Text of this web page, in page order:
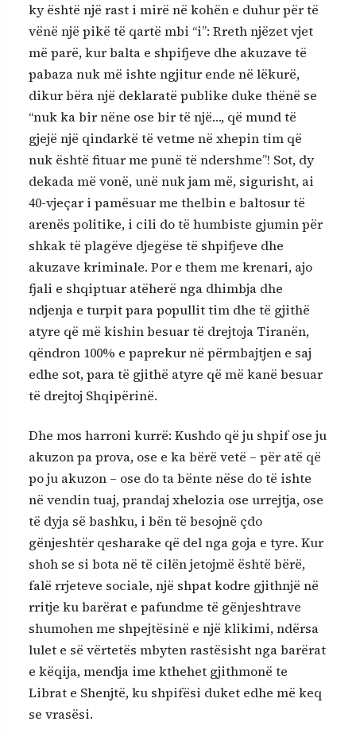
ky është një rast i mirë në kohën e duhur për të
vënë një pikë të qartë mbi “i”: Rreth njëzet vjet
më parë, kur balta e shpifjeve dhe akuzave të
pabaza nuk më ishte ngjitur ende në lëkurë,
dikur bëra një deklaratë publike duke thënë se
“nuk ka bir nëne ose bir të një…, që mund të
gjejë një qindarkë të vetme në xhepin tim që
nuk është fituar me punë të ndershme”! Sot, dy
dekada më vonë, unë nuk jam më, sigurisht, ai
40-vjeçar i pamësuar me thelbin e baltosur të
arenës politike, i cili do të humbiste gjumin për
shkak të plagëve djegëse të shpifjeve dhe
akuzave kriminale. Por e them me krenari, ajo
fjali e shqiptuar atëherë nga dhimbja dhe
ndjenja e turpit para popullit tim dhe të gjithë
atyre që më kishin besuar të drejtoja Tiranën,
qëndron 100% e paprekur në përmbajtjen e saj
edhe sot, para të gjithë atyre që më kanë besuar
të drejtoj Shqipërinë.
Dhe mos harroni kurrë: Kushdo që ju shpif ose ju
akuzon pa prova, ose e ka bërë vetë – për atë që
po ju akuzon – ose do ta bënte nëse do të ishte
në vendin tuaj, prandaj xhelozia ose urrejtja, ose
të dyja së bashku, i bën të besojnë çdo
gënjeshtër qesharake që del nga goja e tyre. Kur
shoh se si bota në të cilën jetojmë është bërë,
falë rrjeteve sociale, një shpat kodre gjithnjë në
rritje ku barërat e pafundme të gënjeshtrave
shumohen me shpejtësinë e një klikimi, ndërsa
lulet e së vërtetës mbyten rastësisht nga barërat
e këqija, mendja ime kthehet gjithmonë te
Librat e Shenjtë, ku shpifësi duket edhe më keq
se vrasësi.